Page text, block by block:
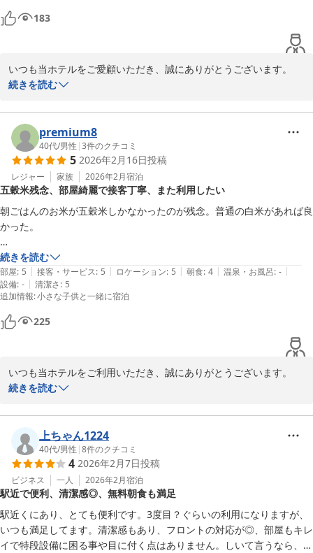
現状に満足することなく引き続き、皆様に気持ち良くお過ごしいた
だけますよう、努めて参ります。
どうぞおからだに気を付けてお過ごしくださいませ。
コンフォートホテル豊川
2026-04-02
183
いつも当ホテルをご愛顧いただき、誠にありがとうございます。
また、ご宿泊の感想もお寄せいただき、重ねて御礼申し上げます。
当館の立地とウェルカムドリンクにご満足いただけた様子がうかが
え、従業員一同嬉しく存じます。
また豊川へお越しの際も、ぜひ当館をご利用ください。
お客様のまたのお越しを、従業員一同、心よりお待ち申し上げてお
ります。
時節柄、体調など崩されませぬようご自愛くださいませ。
コンフォートホテル豊川
2026-03-23
続きを読む
premium8
40代/男性 |3件のクチコミ
5 2026年2月16日投稿
レジャー 家族 2026年2月宿泊
五穀米残念、部屋綺麗で接客丁寧、また利用したい
朝ごはんのお米が五穀米しかなかったのが残念。普通の白米があれば良
かった。
お部屋は綺麗で掃除が行き届いていました。
接客も研修中の方が対応されていましたが、特に問題無く丁寧でした。
価格もとてもリーズナブルでまた機会があれば是非利用したいです。
続きを読む
部屋: 5 | 接客・サービス: 5 | ロケーション: 5 | 朝食: 4 | 温泉・お風呂: - |
設備: - | 清潔さ: 5
追加情報:小さな子供と一緒に宿泊
225
いつも当ホテルをご利用いただき、誠にありがとうございます。
また、お忙しい中、ご感想もお寄せいただき、重ねてお礼申し上げ
当館の接客、そしてお部屋の清掃状態に関しまして、概ねご満足い
ただけたご様子がうかがえ、スタッフ一同大変嬉しく存じます。
お客様の「また利用したい」というお言葉、大変励みになります。
無料朝食サービスに関しましても、貴重なご意見を賜り、感謝申し
上げます。
お客様によりご満足いただける朝食のご提供を目指し、励んで参り
ます。
続きを読む
上ちゃん1224
40代/男性 |8件のクチコミ
4 2026年2月7日投稿
ビジネス 一人 2026年2月宿泊
駅近で便利、清潔感◎、無料朝食も満足
駅近くにあり、とても便利です。3度目？ぐらいの利用になりますが、
いつも満足してます。清潔感もあり、フロントの対応が◎、部屋もキレ
イで特段設備に困る事や目に付く点はありません。しいて言うなら、少